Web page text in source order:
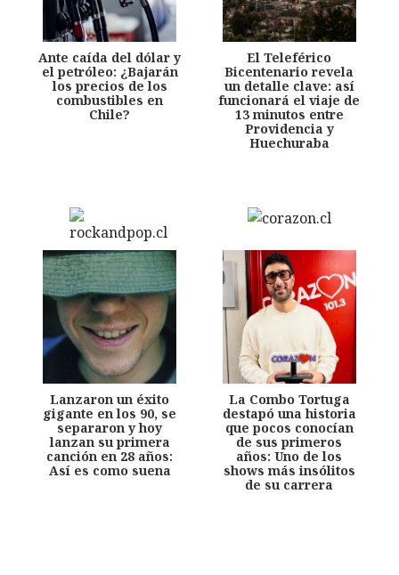
Ante caída del dólar y
el petróleo: ¿Bajarán
los precios de los
combustibles en
Chile?
El Teleférico
Bicentenario revela
un detalle clave: así
funcionará el viaje de
13 minutos entre
Providencia y
Huechuraba
Lanzaron un éxito
gigante en los 90, se
separaron y hoy
lanzan su primera
canción en 28 años:
Así es como suena
La Combo Tortuga
destapó una historia
que pocos conocían
de sus primeros
años: Uno de los
shows más insólitos
de su carrera